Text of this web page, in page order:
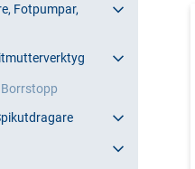
Fotpumpar,